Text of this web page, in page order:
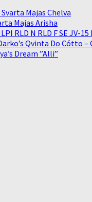
Majas Chelva
Majas Arisha
RLD N RLD F SE JV-
Qvinta Do Cótto
Dream ”Alli”